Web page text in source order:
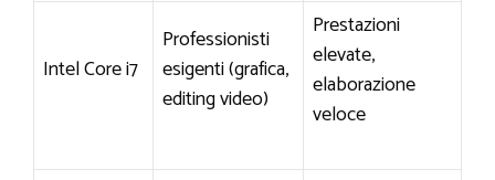
Intel Core i7
Professionisti
esigenti (grafica,
editing video)
Prestazioni
elevate,
elaborazione
veloce